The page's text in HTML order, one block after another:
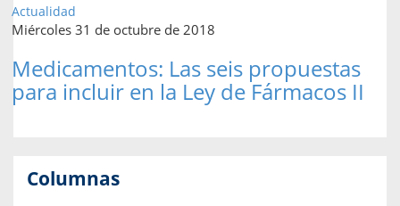
Actualidad
Miércoles 31 de octubre de 2018
Medicamentos: Las seis propuestas
para incluir en la Ley de Fármacos II
Columnas